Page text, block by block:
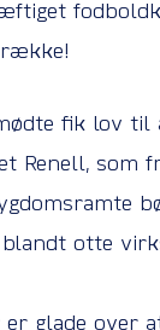
fik lov til
Renell, som
otte
er glade over